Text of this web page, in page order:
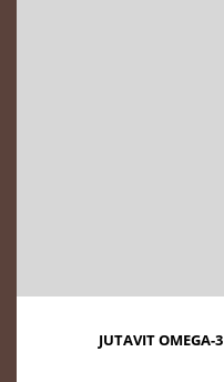
JUTAVIT OMEGA-